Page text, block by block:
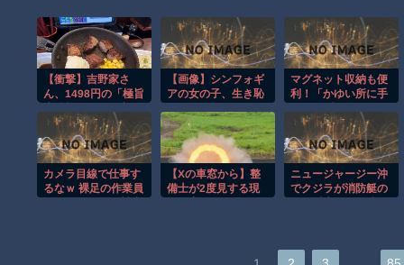
【衝撃】吉野家さ
ん、1498円の「極旨
食」を販売開始ｗｗ
ｗｗｗｗｗｗｗｗ
【画像】シンフォギ
アの女の子、生き恥
wwwwwwwwwwww
wwwwwwwwww
マグネット収納も便
利！「かゆい所に手
風呂掃除の時短に成
功したよ
カメラ目線で仕事す
るなｗ 裸足の作業員
【Xの車窓から】整
備士が2度見する現
ニュージャージー沖
でクジラが消防艇の